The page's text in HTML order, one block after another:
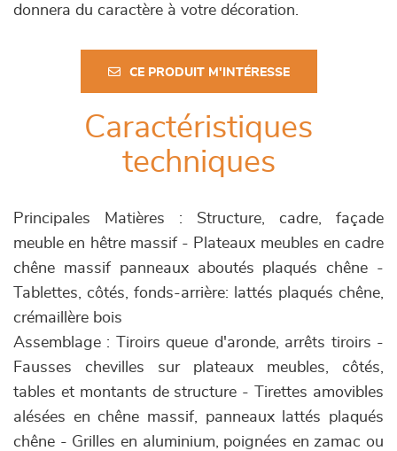
donnera du caractère à votre décoration.
CE PRODUIT M'INTÉRESSE
Caractéristiques
techniques
Principales Matières : Structure, cadre, façade
meuble en hêtre massif - Plateaux meubles en cadre
chêne massif panneaux aboutés plaqués chêne -
Tablettes, côtés, fonds-arrière: lattés plaqués chêne,
crémaillère bois
Assemblage : Tiroirs queue d'aronde, arrêts tiroirs -
Fausses chevilles sur plateaux meubles, côtés,
tables et montants de structure - Tirettes amovibles
alésées en chêne massif, panneaux lattés plaqués
chêne - Grilles en aluminium, poignées en zamac ou